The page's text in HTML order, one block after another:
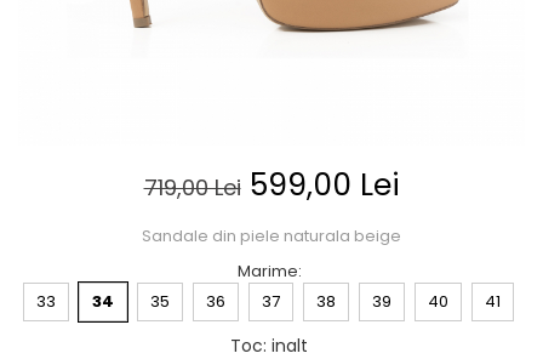
719,00 Lei 599,00 Lei
Sandale din piele naturala beige
Marime:
33
34 35 36 37 38 39 40 41
Toc: inalt